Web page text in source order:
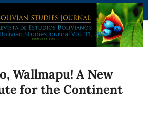
Bolivian Studies Journal Vol. 31, 2025
/
Wallmapu! A New
for the Continent